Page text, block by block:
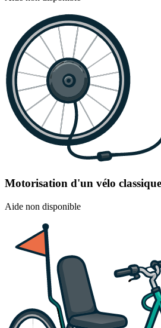
Motorisation d'un vélo classique
Aide non disponible